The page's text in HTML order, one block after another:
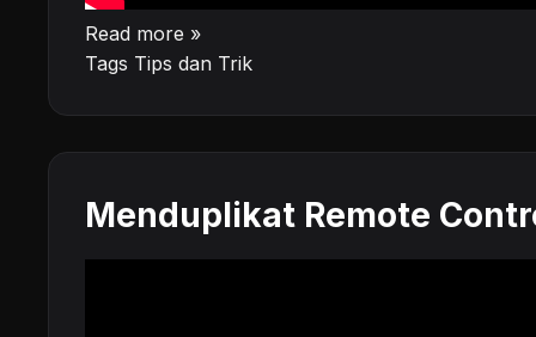
Read more »
Tags Tips dan Trik
Menduplikat Remote